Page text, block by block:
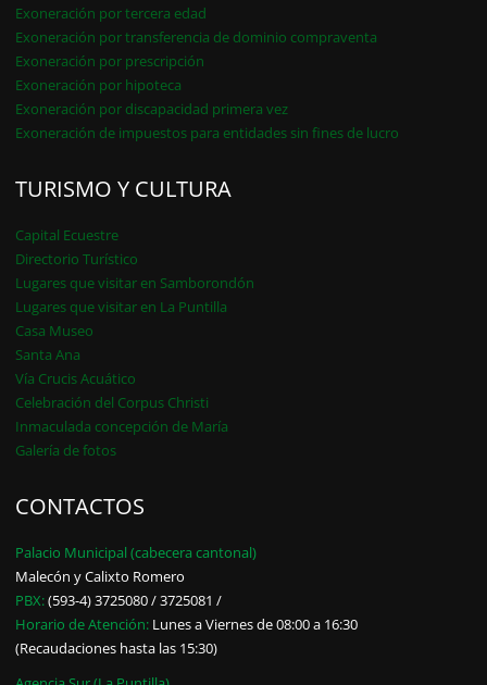
Exoneración por tercera edad
Exoneración por transferencia de dominio compraventa
Exoneración por prescripción
Exoneración por hipoteca
Exoneración por discapacidad primera vez
Exoneración de impuestos para entidades sin fines de lucro
TURISMO Y CULTURA
Capital Ecuestre
Directorio Turístico
Lugares que visitar en Samborondón
Lugares que visitar en La Puntilla
Casa Museo
Santa Ana
Vía Crucis Acuático
Celebración del Corpus Christi
Inmaculada concepción de María
Galería de fotos
CONTACTOS
Palacio Municipal (cabecera cantonal)
Malecón y Calixto Romero
PBX:(593-4) 3725080 / 3725081 /
Horario de Atención: Lunes a Viernes de 08:00 a 16:30
(Recaudaciones hasta las 15:30)